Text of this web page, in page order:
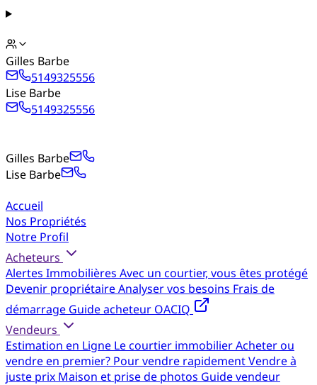
Gilles Barbe
5149325556
Lise Barbe
5149325556
Gilles Barbe
Lise Barbe
Accueil
Nos Propriétés
Notre Profil
Acheteurs
Alertes Immobilières Avec un courtier, vous êtes protégé
Devenir propriétaireAnalyser vos besoins Frais de
démarrage Guide acheteur OACIQ
Vendeurs
Estimation en Ligne Le courtier immobilierAcheter ou
vendre en premier? Pour vendre rapidementVendre à
juste prix Maison et prise de photos Guide vendeur